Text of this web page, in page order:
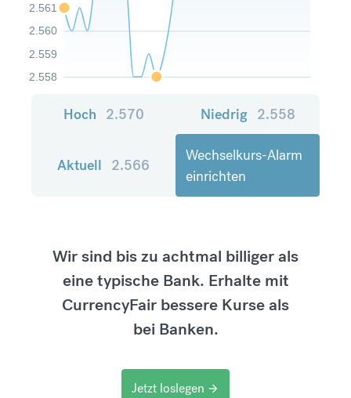
2.558
2.559
2.560
2.561
Hoch 2.570 Niedrig 2.558
Aktuell 2.566
Wechselkurs-Alarm
einrichten
Wir sind bis zu achtmal billiger als
eine typische Bank. Erhalte mit
CurrencyFair bessere Kurse als
bei Banken.
Jetzt loslegen arrow_forward